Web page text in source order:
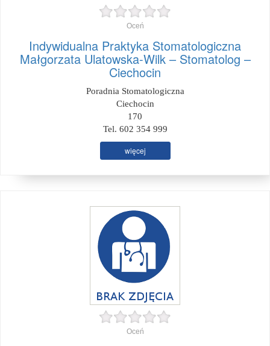
Oceń
Indywidualna Praktyka Stomatologiczna
Małgorzata Ulatowska-Wilk – Stomatolog –
Ciechocin
Poradnia Stomatologiczna
Ciechocin
170
Tel. 602 354 999
więcej
Oceń